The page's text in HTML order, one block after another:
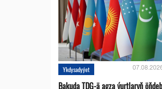
Ykdysadyýet
Bakuda TDG-ä agza ýurtlaryň